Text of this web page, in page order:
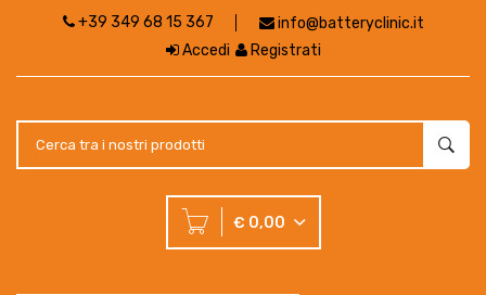
+39 349 68 15 367
info@batteryclinic.it
Accedi
Registrati
€ 0,00